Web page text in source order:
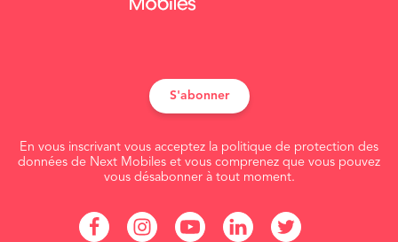
S'abonner
En vous inscrivant vous acceptez la politique de protection des
données de Next Mobiles et vous comprenez que vous pouvez
vous désabonner à tout moment.